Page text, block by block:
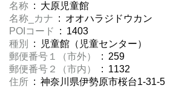
名称 : 大原児童館
名称_カナ : オオハラジドウカン
POIコード
: 1403
種別
: 児童館（児童センター）
郵便番号１（市外）
: 259
郵便番号２（市内）
: 1132
住所 : 神奈川県伊勢原市桜台1-31-5